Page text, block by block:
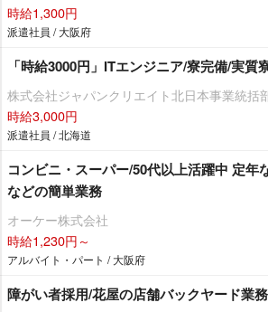
時給1,300円
派遣社員 / 大阪府
「時給3000円」ITエンジニア/寮完備/実質
株式会社ジャパンクリエイト北日本事業統括
時給3,000円
派遣社員 / 北海道
コンビニ・スーパー/50代以上活躍中 定年
などの簡単業務
オーケー株式会社
時給1,230円～
アルバイト・パート / 大阪府
障がい者採用/花屋の店舗バックヤード業務